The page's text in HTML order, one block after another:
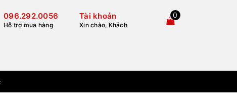
096.292.0056
Hỗ trợ mua hàng
Tài khoản
Xin chào, Khách
0